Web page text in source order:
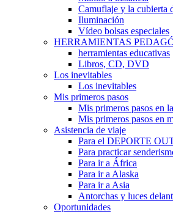
Camuflaje y la cubierta
Iluminación
Vídeo bolsas especiales
HERRAMIENTAS
herramientas educativas
Libros, CD, DVD
Los inevitables
Los inevitables
Mis primeros pasos
Mis primeros pasos en
Mis primeros pasos en
Asistencia de viaje
Para el DEPORTE
Para practicar
Para ir a África
Para ir a Alaska
Para ir a Asia
Antorchas y luces
Oportunidades